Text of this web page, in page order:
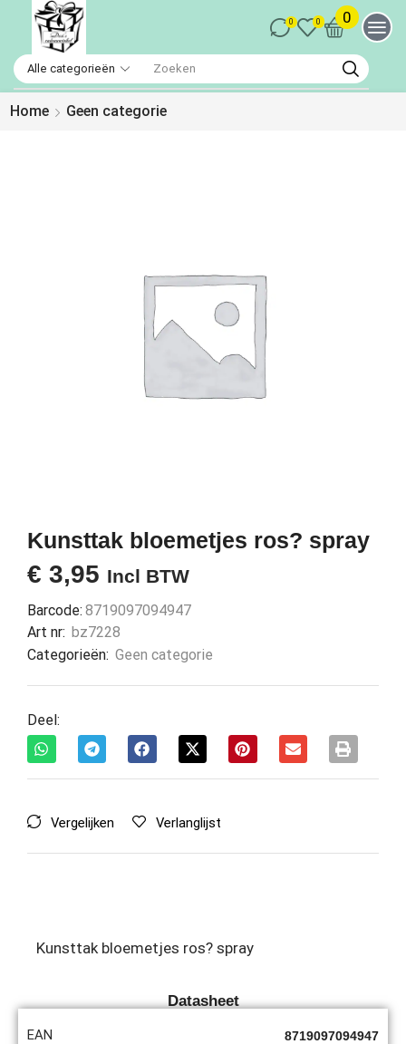
0 0 0
Home Geen categorie
Kunsttak bloemetjes ros? spray
€ 3,95 Incl BTW
Barcode: 8719097094947
Art nr: bz7228
Categorieën: Geen categorie
Deel:
Vergelijken Verlanglijst
Kunsttak bloemetjes ros? spray
Datasheet
EAN 8719097094947